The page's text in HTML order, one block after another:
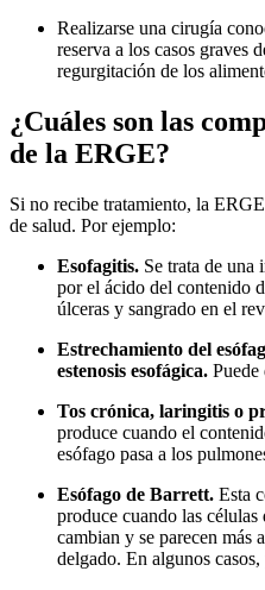
Realizarse una cirugía
reserva a los casos graves
regurgitación de los
¿Cuáles son las
de la ERGE?
Si no recibe tratamiento, la
de salud. Por ejemplo:
Esofagitis. Se trata de una
por el ácido del contenido
úlceras y sangrado en el
Estrechamiento del
estenosis esofágica.
Tos crónica, laringitis o
produce cuando el
esófago pasa a los
Esófago de Barrett. Esta
produce cuando las
cambian y se parecen más
delgado. En algunos